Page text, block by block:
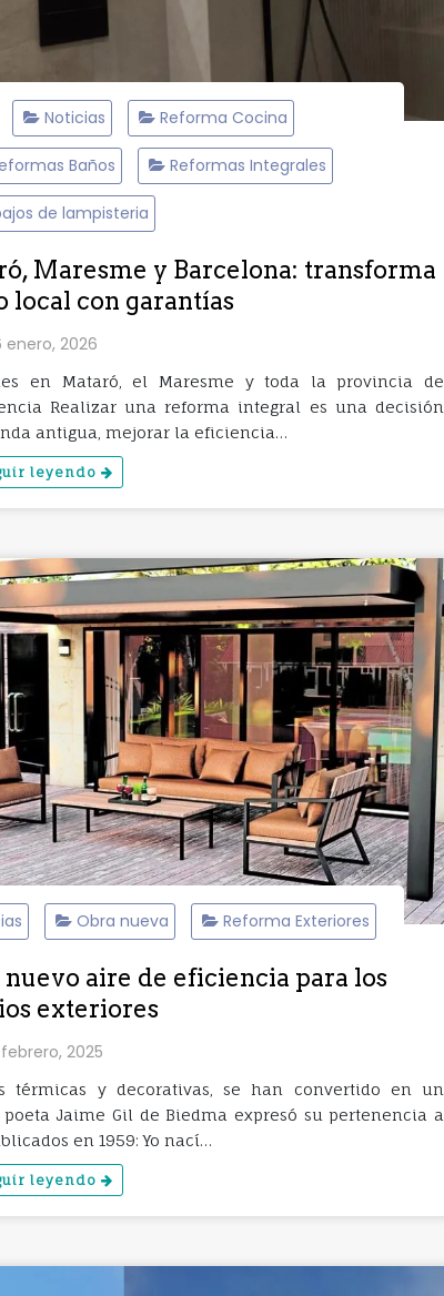
Noticias Reforma Cocina
Baños Reformas Integrales
de lampisteria
Maresme y Barcelona: transforma
local con garantías
enero, 2026
en Mataró, el Maresme y toda la provincia de
Realizar una reforma integral es una decisión
antigua, mejorar la eficiencia…
leyendo
Obra nueva Reforma Exteriores
aire de eficiencia para los
exteriores
2025
térmicas y decorativas, se han convertido en un
Jaime Gil de Biedma expresó su pertenencia a
en 1959: Yo nací…
leyendo